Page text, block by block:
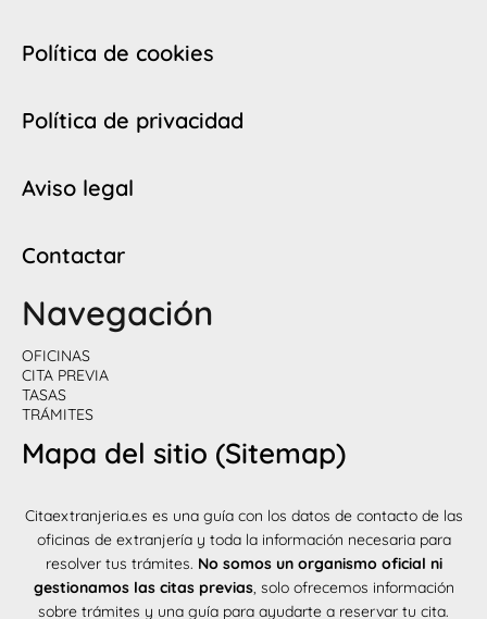
Política de cookies
Política de privacidad
Aviso legal
Contactar
Navegación
OFICINAS
CITA PREVIA
TASAS
TRÁMITES
Mapa del sitio (Sitemap)
Citaextranjeria.es es una guía con los datos de contacto de las
oficinas de extranjería y toda la información necesaria para
resolver tus trámites. No somos un organismo oficial ni
gestionamos las citas previas, solo ofrecemos información
sobre trámites y una guía para ayudarte a reservar tu cita.